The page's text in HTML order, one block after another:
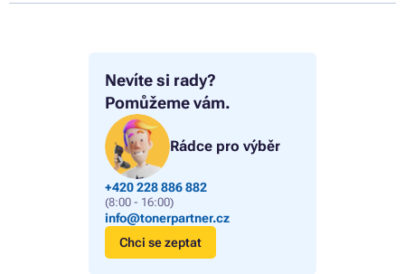
Nevíte si rady?
Pomůžeme vám.
Rádce pro výběr
+420 228 886 882
(8:00 - 16:00)
info@tonerpartner.cz
Chci se zeptat